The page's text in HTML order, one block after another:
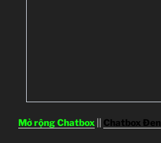
Mở rộng Chatbox Chatbox Đen